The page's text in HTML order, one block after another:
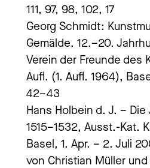
111, 97, 98, 102, 17
Georg Schmidt:
Gemälde. 12.–20.
Verein der Freunde des
Aufl. (1. Aufl. 1964),
42–43
Hans Holbein d. J. – Die
1515–1532, Ausst.-Kat.
Basel, 1. Apr. – 2. Juli
von Christian Müller und